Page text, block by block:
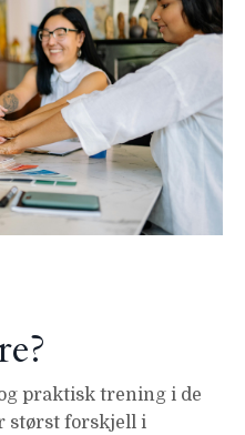
praktisk trening i de
størst forskjell i